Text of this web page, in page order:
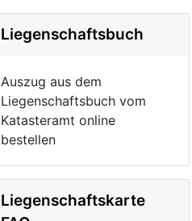
Liegenschaftsbuch
Auszug aus dem
Liegenschaftsbuch vom
Katasteramt online
bestellen
Liegenschaftskarte